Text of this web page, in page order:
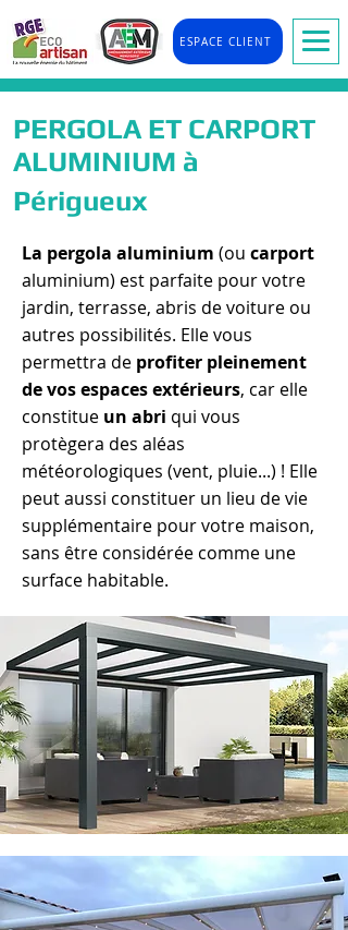
ESPACE CLIENT
PERGOLA ET CARPORT
ALUMINIUM à
Périgueux
La pergola aluminium (ou carport
aluminium) est parfaite pour votre
jardin, terrasse, abris de voiture ou
autres possibilités. Elle vous
permettra de profiter pleinement
de vos espaces extérieurs, car elle
constitue un abri qui vous
protègera des aléas
météorologiques (vent, pluie...) ! Elle
peut aussi constituer un lieu de vie
supplémentaire pour votre maison,
sans être considérée comme une
surface habitable.